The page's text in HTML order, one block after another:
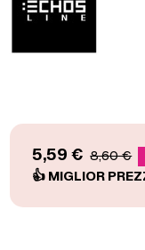
5,59 € 8,60 €